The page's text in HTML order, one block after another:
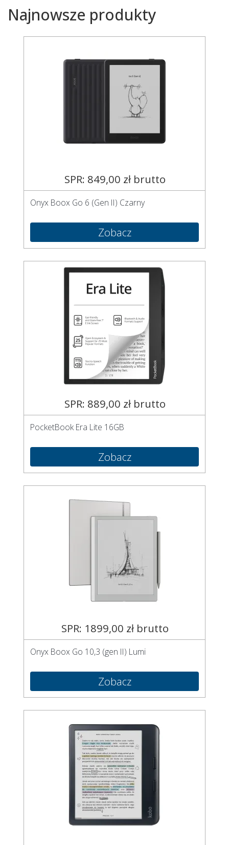
Najnowsze produkty
SPR: 849,00 zł brutto
Onyx Boox Go 6 (Gen II) Czarny
Zobacz
SPR: 889,00 zł brutto
PocketBook Era Lite 16GB
Zobacz
SPR: 1899,00 zł brutto
Onyx Boox Go 10,3 (gen II) Lumi
Zobacz